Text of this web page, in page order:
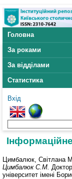
Головна
За роками
За відділами
Статистика
Вхід
Цимбалюк, Світлана
Цимбалюк С.М.
університет імені